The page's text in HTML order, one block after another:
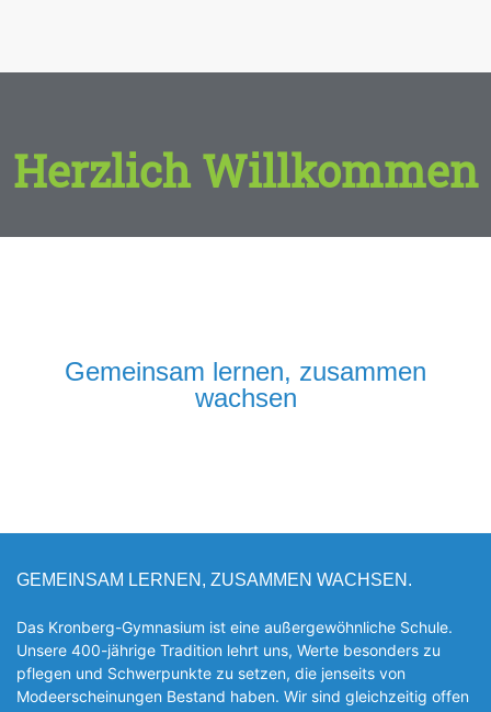
Herzlich Willkommen
Gemeinsam lernen, zusammen
wachsen
GEMEINSAM LERNEN, ZUSAMMEN WACHSEN.
Das Kronberg-Gymnasium ist eine außergewöhnliche Schule.
Unsere 400-jährige Tradition lehrt uns, Werte besonders zu
pflegen und Schwerpunkte zu setzen, die jen­seits von
Modeerscheinungen Be­stand haben. Wir sind gleichzeitig offen